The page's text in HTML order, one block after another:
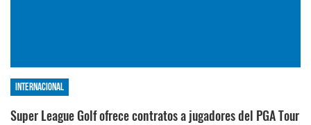
Internacional
Super League Golf ofrece contratos a jugadores del PGA Tour